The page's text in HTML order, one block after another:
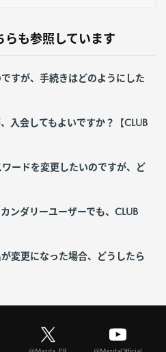
らも参照しています
すが、手続きはどのようにした
入会してもよいですか？【CLUB
ードを変更したいのですが、ど
ンダリーユーザーでも、CLUB
変更になった場合、どうしたら